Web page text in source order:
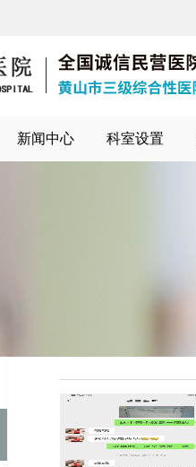
新闻中心 科室设置